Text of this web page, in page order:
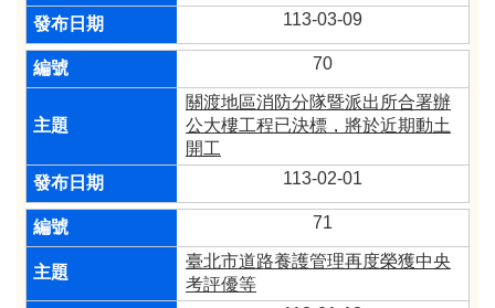
113-03-09
70
關渡地區消防分隊暨派出所合署辦
公大樓工程已決標，將於近期動土
開工
113-02-01
71
臺北市道路養護管理再度榮獲中央
考評優等